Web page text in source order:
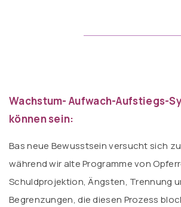
Wachstum- Aufwach-Aufstiegs-
können sein:
Bas neue Bewusstsein versucht sich
während wir alte Programme von
Schuldprojektion, Ängsten, Trennung
Begrenzungen, die diesen Prozess